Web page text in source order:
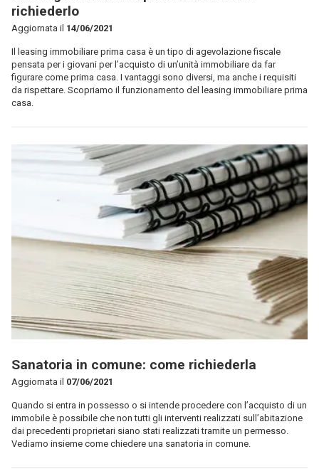
richiederlo
Aggiornata il 14/06/2021
Il leasing immobiliare prima casa è un tipo di agevolazione fiscale
pensata per i giovani per l’acquisto di un’unità immobiliare da far
figurare come prima casa. I vantaggi sono diversi, ma anche i requisiti
da rispettare. Scopriamo il funzionamento del leasing immobiliare prima
casa.
Sanatoria in comune: come richiederla
Aggiornata il 07/06/2021
Quando si entra in possesso o si intende procedere con l’acquisto di un
immobile è possibile che non tutti gli interventi realizzati sull’abitazione
dai precedenti proprietari siano stati realizzati tramite un permesso.
Vediamo insieme come chiedere una sanatoria in comune.